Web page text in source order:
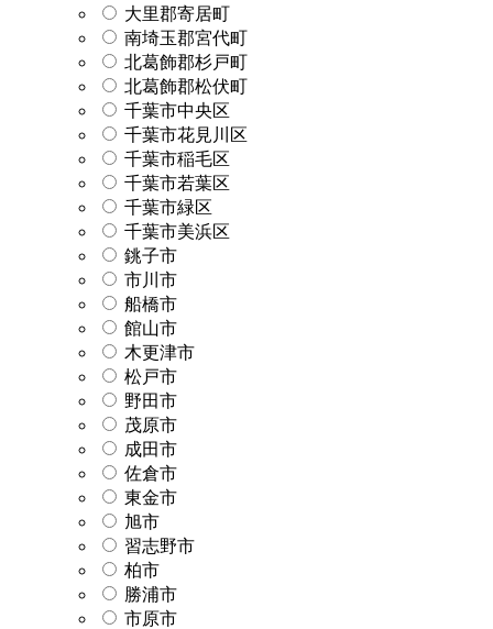
大里郡寄居町
南埼玉郡宮代町
北葛飾郡杉戸町
北葛飾郡松伏町
千葉市中央区
千葉市花見川区
千葉市稲毛区
千葉市若葉区
千葉市緑区
千葉市美浜区
銚子市
市川市
船橋市
館山市
木更津市
松戸市
野田市
茂原市
成田市
佐倉市
東金市
旭市
習志野市
柏市
勝浦市
市原市